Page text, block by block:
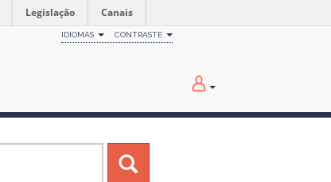
Legislação Canais
IDIOMAS CONTRASTE